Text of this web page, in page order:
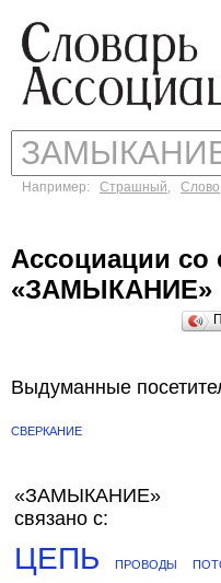
Например: Страшный, Слово
Ассоциации со
«ЗАМЫКАНИЕ»
Выдуманные
СВЕРКАНИЕ
«ЗАМЫКАНИЕ»
связано с:
ЦЕПЬ ПРОВОДЫ